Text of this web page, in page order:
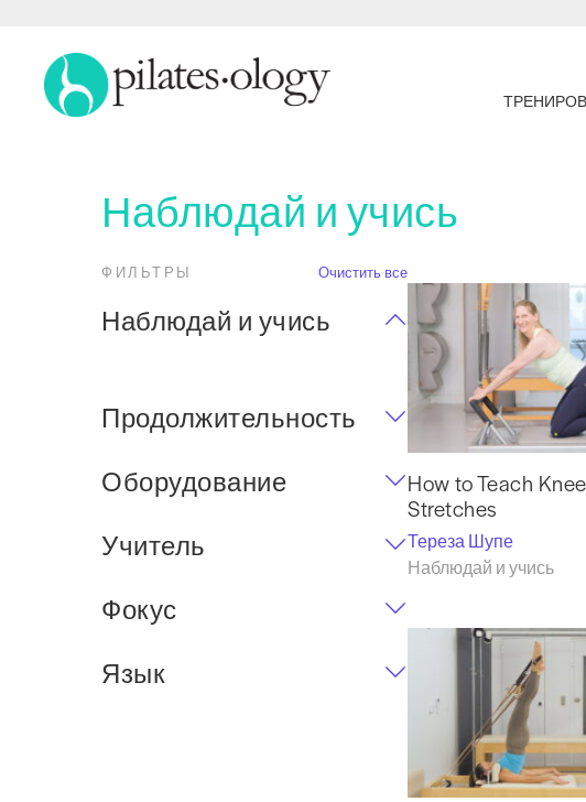
Наблюдай и учись
ФИЛЬТРЫ Очистить все
Наблюдай и учись
Продолжительность
Оборудование
Учитель
Фокус
Язык
How to Teach
Stretches
Тереза Шупе
Наблюдай и учись